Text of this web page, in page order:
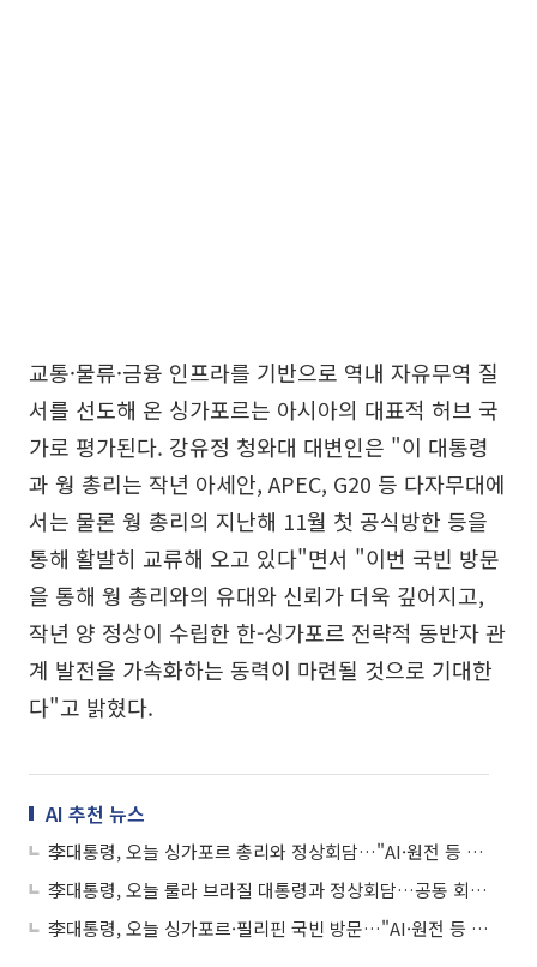
교통·물류·금융 인프라를 기반으로 역내 자유무역 질
서를 선도해 온 싱가포르는 아시아의 대표적 허브 국
가로 평가된다. 강유정 청와대 대변인은 "이 대통령
과 웡 총리는 작년 아세안, APEC, G20 등 다자무대에
서는 물론 웡 총리의 지난해 11월 첫 공식방한 등을
통해 활발히 교류해 오고 있다"면서 "이번 국빈 방문
을 통해 웡 총리와의 유대와 신뢰가 더욱 깊어지고,
작년 양 정상이 수립한 한-싱가포르 전략적 동반자 관
계 발전을 가속화하는 동력이 마련될 것으로 기대한
다"고 밝혔다.
AI 추천 뉴스
李대통령, 오늘 싱가포르 총리와 정상회담…"AI·원전 등 미래 협력"
李대통령, 오늘 룰라 브라질 대통령과 정상회담…공동 회견도
李대통령, 오늘 싱가포르·필리핀 국빈 방문…"AI·원전 등 미래 협력"